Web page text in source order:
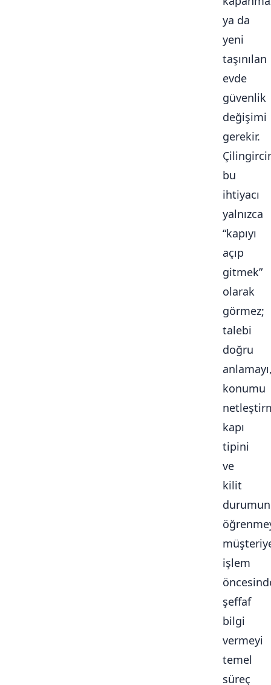
ya da
yeni
taşınılan
evde
güvenlik
değişimi
gerekir.
bu
ihtiyacı
yalnızca
“kapıyı
açıp
gitmek”
olarak
görmez;
talebi
doğru
konumu
kapı
tipini
ve
kilit
işlem
şeffaf
bilgi
vermeyi
temel
süreç